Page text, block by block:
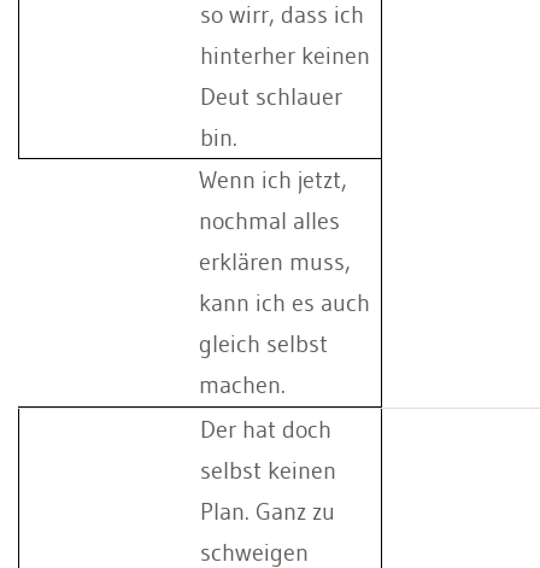
so wirr, dass ich
hinterher keinen
Deut schlauer
bin.
Wenn ich jetzt,
nochmal alles
erklären muss,
kann ich es auch
gleich selbst
machen.
Der hat doch
selbst keinen
Plan. Ganz zu
schweigen